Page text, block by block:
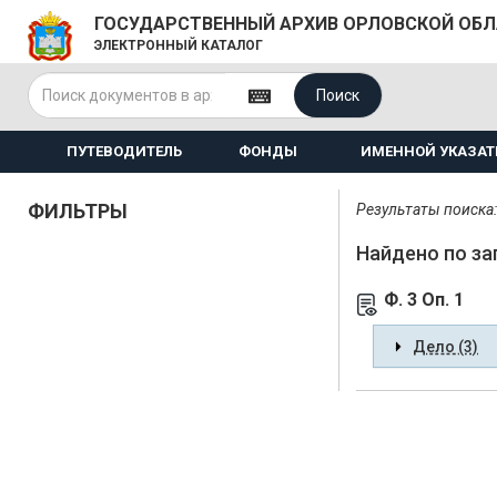
ГОСУДАРСТВЕННЫЙ АРХИВ ОРЛОВСКОЙ
ЭЛЕКТРОННЫЙ КАТАЛОГ
Поиск
ПУТЕВОДИТЕЛЬ ФОНДЫ ИМЕННОЙ
ФИЛЬТРЫ Результаты
Найдено по
Ф. 3 Оп. 1
Дело (3)